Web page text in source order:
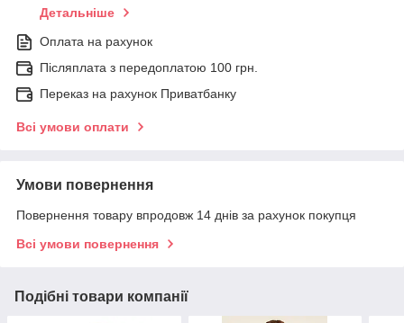
Детальніше
Оплата на рахунок
Післяплата з передоплатою 100 грн.
Переказ на рахунок Приватбанку
Всі умови оплати
Умови повернення
Повернення товару впродовж 14 днів за рахунок покупця
Всі умови повернення
Подібні товари компанії